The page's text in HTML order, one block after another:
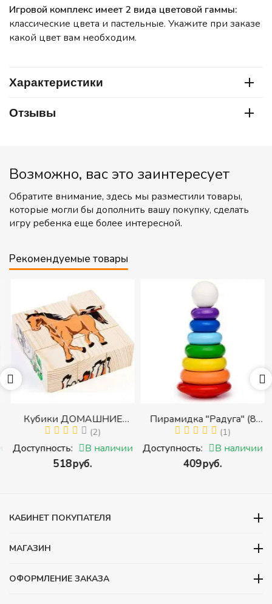
Игровой комплекс имеет 2 вида цветовой гаммы:
классические цвета и пастельные. Укажите при заказе
какой цвет вам необходим.
Характеристики
Отзывы
Возможно, вас это заинтересует
Обратите внимание, здесь мы разместили товары,
которые могли бы дополнить вашу покупку, сделать
игру ребенка еще более интересной.
Рекомендуемые товары
Кубики ДОМАШНИЕ
ЖИВОТНЫЕ (Томик)
(Набор кубиков
разрезных (складных))
(2)
Доступность: В наличии
‍518‍руб.
Пирамидка "Радуга" (8
деталей) (Пирамидка
среднего размера)
(1)
Доступность: В наличии
‍409‍руб.
КАБИНЕТ ПОКУПАТЕЛЯ
МАГАЗИН
ОФОРМЛЕНИЕ ЗАКАЗА